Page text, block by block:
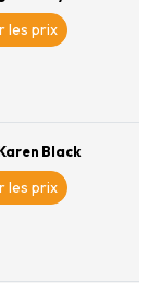
les prix
Black
les prix